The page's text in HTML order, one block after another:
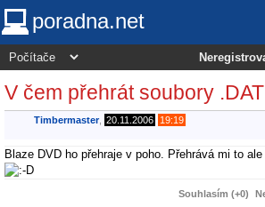
poradna.net
V čem přehrát soubory
Timbermaster, 20.11.2006 19:19
Blaze DVD ho přehraje v poho. Přehrává mi to
Souhlasím (+0)